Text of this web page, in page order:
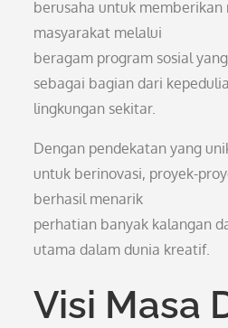
berusaha untuk
masyarakat melalui
beragam program sosial
sebagai bagian dari
lingkungan sekitar.
Dengan pendekatan yang
untuk berinovasi, proyek-
berhasil menarik
perhatian banyak kalangan
utama dalam dunia kreatif.
Visi Masa